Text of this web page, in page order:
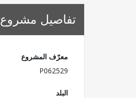
تفاصيل مشروع
معرّف المشروع
P062529
البلد